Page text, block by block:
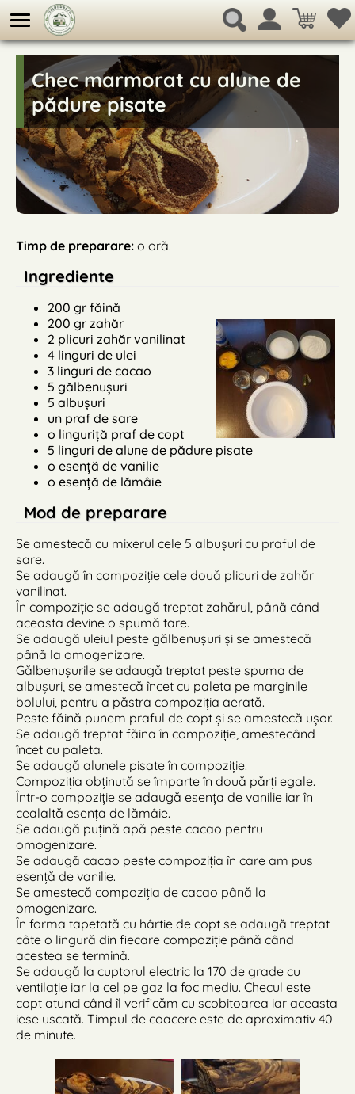
Chec marmorat cu alune de
pădure pisate
Timp de preparare: o oră.
Ingrediente
200 gr făină
200 gr zahăr
2 plicuri zahăr vanilinat
4 linguri de ulei
3 linguri de cacao
5 gălbenușuri
5 albușuri
un praf de sare
o linguriță praf de copt
5 linguri de alune de pădure pisate
o esență de vanilie
o esență de lămâie
Mod de preparare
Se amestecă cu mixerul cele 5 albușuri cu praful de
sare.
Se adaugă în compoziție cele două plicuri de zahăr
vanilinat.
În compoziție se adaugă treptat zahărul, până când
aceasta devine o spumă tare.
Se adaugă uleiul peste gălbenușuri și se amestecă
până la omogenizare.
Gălbenușurile se adaugă treptat peste spuma de
albușuri, se amestecă încet cu paleta pe marginile
bolului, pentru a păstra compoziția aerată.
Peste făină punem praful de copt și se amestecă ușor.
Se adaugă treptat făina în compoziție, amestecând
încet cu paleta.
Se adaugă alunele pisate în compoziție.
Compoziția obținută se împarte în două părți egale.
Într-o compoziție se adaugă esența de vanilie iar în
cealaltă esența de lămâie.
Se adaugă puțină apă peste cacao pentru
omogenizare.
Se adaugă cacao peste compoziția în care am pus
esență de vanilie.
Se amestecă compoziția de cacao până la
omogenizare.
În forma tapetată cu hârtie de copt se adaugă treptat
câte o lingură din fiecare compoziție până când
acestea se termină.
Se adaugă la cuptorul electric la 170 de grade cu
ventilație iar la cel pe gaz la foc mediu. Checul este
copt atunci când îl verificăm cu scobitoarea iar aceasta
iese uscată. Timpul de coacere este de aproximativ 40
de minute.